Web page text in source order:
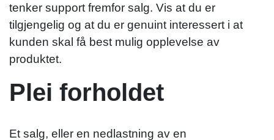
tenker support fremfor salg. Vis at du er
tilgjengelig og at du er genuint interessert i at
kunden skal få best mulig opplevelse av
produktet.
Plei forholdet
Et salg, eller en nedlastning av en